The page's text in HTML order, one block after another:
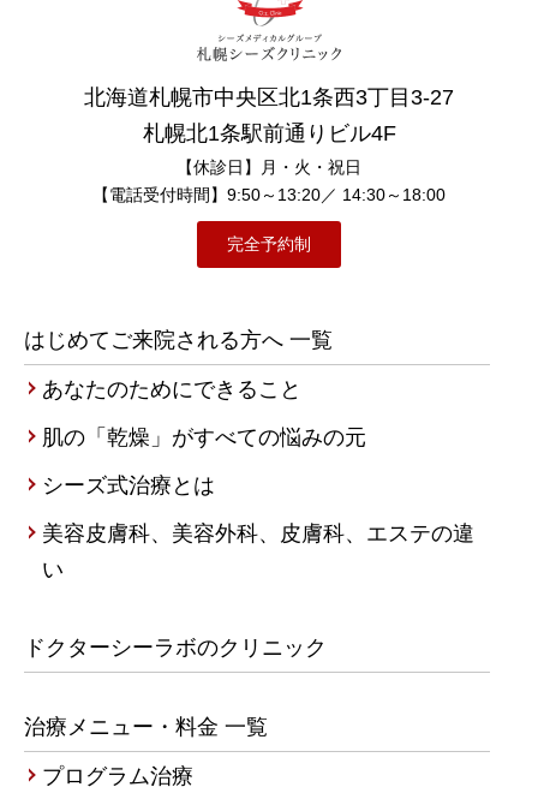
北海道札幌市中央区北1条西3丁目3-27
札幌北1条駅前通りビル4F
【休診日】月・火・祝日
【電話受付時間】9:50～13:20／ 14:30～18:00
完全予約制
はじめてご来院される方へ 一覧
あなたのためにできること
肌の「乾燥」がすべての悩みの元
シーズ式治療とは
美容皮膚科、美容外科、皮膚科、エステの違
い
ドクターシーラボのクリニック
治療メニュー・料金 一覧
プログラム治療